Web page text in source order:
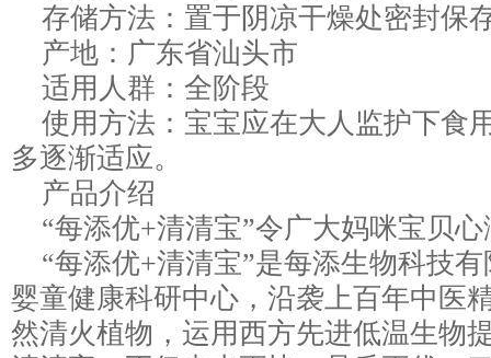
存储方法：置于阴凉干燥处密封保
产地：广东省汕头市
适用人群：全阶段
使用方法：宝宝应在大人监护下食
多逐渐适应。
产品介绍
“每添优+清清宝”令广大妈咪宝贝心
“每添优+清清宝”是每添生物科技
婴童健康科研中心，沿袭上百年中医
然清火植物，运用西方先进低温生物